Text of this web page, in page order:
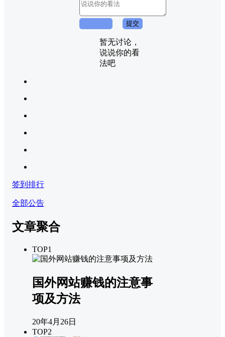
提交
暂无讨论，
说说你的看
法吧
签到排行
全部公告
文章聚合
TOP1
国外网站赚钱的注意事
项及方法
20年4月26日
TOP2